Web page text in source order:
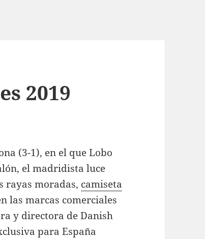
2019
(3-1), en el que Lobo
el madridista luce
rayas moradas, camiseta
las marcas comerciales
y directora de Danish
para España